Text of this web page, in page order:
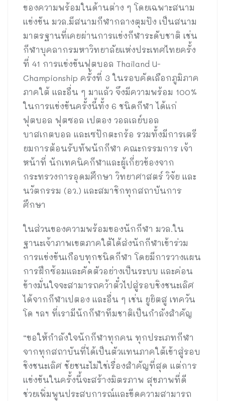
ของความพร้อมในด้านต่าง ๆ โดยเฉพาะสนาม
แข่งขัน มวล.มีสนามกีฬากลางตุมปัง เป็นสนาม
มาตรฐานที่เคยผ่านการแข่งกีฬาระดับชาติ เช่น
กีฬาบุคลากรมหาวิทยาลัยแห่งประเทศไทยครั้ง
ที่ 41 การแข่งขันฟุตบอล Thailand U-
Championship ครั้งที่ 3 ในรอบคัดเลือกภูมิภาค
ภาคใต้ และอื่น ๆ มาแล้ว จึงมีความพร้อม 100%
ในการแข่งขันครั้งนี้ทั้ง 6 ชนิดกีฬา ได้แก่
ฟุตบอล ฟุตซอล เปตอง วอลเลย์บอล
บาสเกตบอล และเซปักตะกร้อ รวมทั้งมีการเตรี
ยมการต้อนรับทัพนักกีฬา คณะกรรมการ เจ้า
หน้าที่ นักเทคนิคกีฬาและผู้เกี่ยวข้องจาก
กระทรวงการอุดมศึกษา วิทยาศาสตร์ วิจัย และ
นวัตกรรม (อว.) และสมาชิกทุกสถาบันการ
ศึกษา
ในส่วนของความพร้อมของนักกีฬา มวล.ใน
ฐานะเจ้าภาพเขตภาคใต้ได้ส่งนักกีฬาเข้าร่วม
การแข่งขันเกือบทุกชนิดกีฬา โดยมีการวางแผน
การฝึกซ้อมและคัดตัวอย่างเป็นระบบ และค่อน
ข้างมั่นใจจะสามารถคว้าตั๋วไปสู่รอบชิงชนะเลิศ
ได้จากกีฬาเปตอง และอื่น ๆ เช่น ยูยิตสู เทควัน
โด ฯลฯ ที่เรามีนักกีฬาทีมชาติเป็นกำลังสำคัญ
“ขอให้กำลังใจนักกีฬาทุกคน ทุกประเภทกีฬา
จากทุกสถาบันที่ได้เป็นตัวแทนภาคใต้เข้าสู่รอบ
ชิงชนะเลิศ ชัยชนะไม่ใช่เรื่องสำคัญที่สุด แต่การ
แข่งขันในครั้งนี้จะสร้างมิตรภาพ สุขภาพที่ดี
ช่วยเพิ่มพูนประสบการณ์และขีดความสามารถ